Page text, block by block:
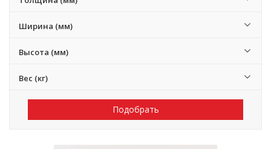
Ширина (мм)
Высота (мм)
Вес (кг)
Подобрать